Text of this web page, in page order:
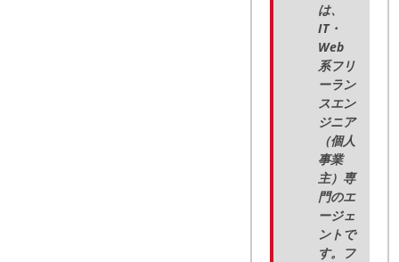
は、
IT・
Web
系フリ
ーラン
スエン
ジニア
（個人
事業
主）専
門のエ
ージェ
ントで
す。フ